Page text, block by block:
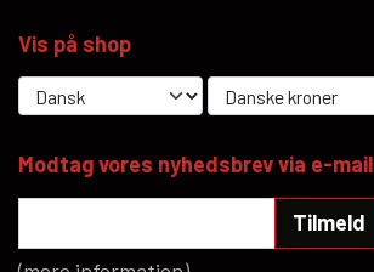
Vis på shop
Modtag vores nyhedsbrev via e-mail
Tilmeld